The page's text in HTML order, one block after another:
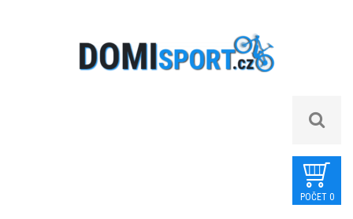
POČET 0